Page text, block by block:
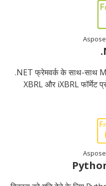
.NET फ्रेमवर्क के साथ-साथ
XBRL और iXBRL फॉर्मेट
Python